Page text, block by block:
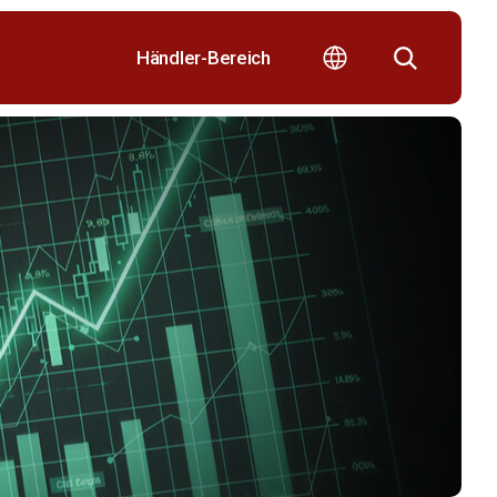
Händler-Bereich